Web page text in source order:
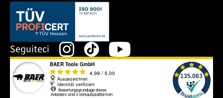
Dieser Link öffnet sich in einem neuen Tab.
Seguiteci